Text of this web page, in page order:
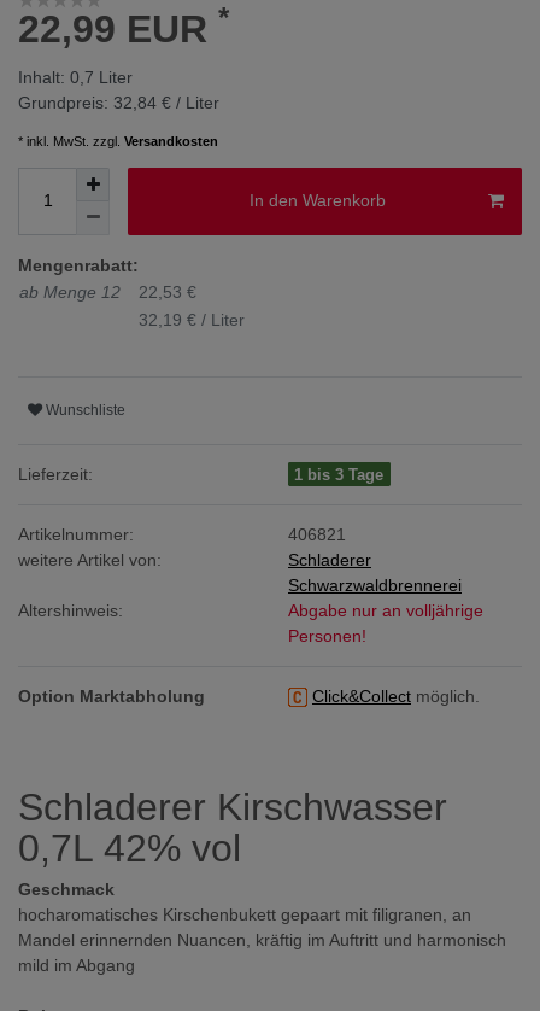
22,99 EUR *
Inhalt: 0,7 Liter
Grundpreis: 32,84 € / Liter
* inkl. MwSt. zzgl. Versandkosten
In den Warenkorb
Mengenrabatt:
ab Menge 12
22,53 €
32,19 € / Liter
Wunschliste
Lieferzeit: 1 bis 3 Tage
Artikelnummer:
406821
weitere Artikel von:
Schladerer
Schwarzwaldbrennerei
Altershinweis:
Abgabe nur an volljährige
Personen!
Option Marktabholung Click&Collect möglich.
Schladerer Kirschwasser
0,7L 42% vol
Geschmack
hocharomatisches Kirschenbukett gepaart mit filigranen, an
Mandel erinnernden Nuancen, kräftig im Auftritt und harmonisch
mild im Abgang